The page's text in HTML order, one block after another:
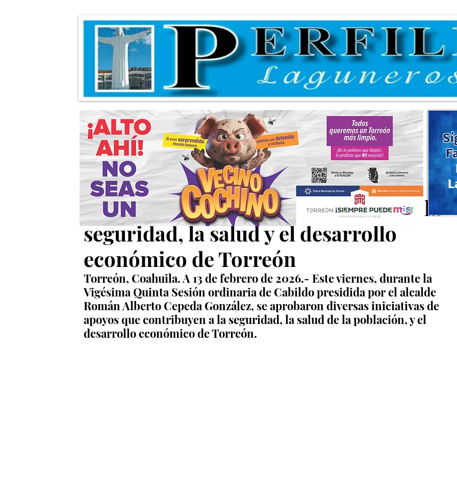
Aprueba Cabildo apoyos en favor de la
seguridad, la salud y el desarrollo
económico de Torreón
Torreón, Coahuila. A 13 de febrero de 2026.- Este viernes, durante la
Vigésima Quinta Sesión ordinaria de Cabildo presidida por el alcalde
Román Alberto Cepeda González, se aprobaron diversas iniciativas de
apoyos que contribuyen a la seguridad, la salud de la población, y el
desarrollo económico de Torreón.